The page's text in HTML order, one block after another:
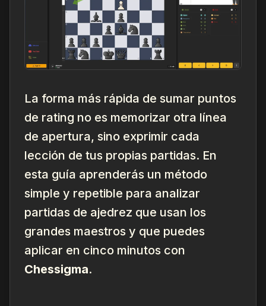
La forma más rápida de sumar puntos
de rating no es memorizar otra línea
de apertura, sino exprimir cada
lección de tus propias partidas. En
esta guía aprenderás un método
simple y repetible para analizar
partidas de ajedrez que usan los
grandes maestros y que puedes
aplicar en cinco minutos con
Chessigma.